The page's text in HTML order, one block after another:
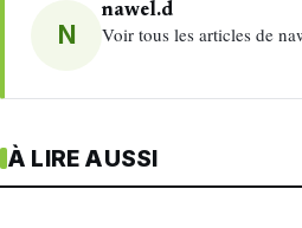
N
nawel.d
Voir tous les articles de
À LIRE AUSSI